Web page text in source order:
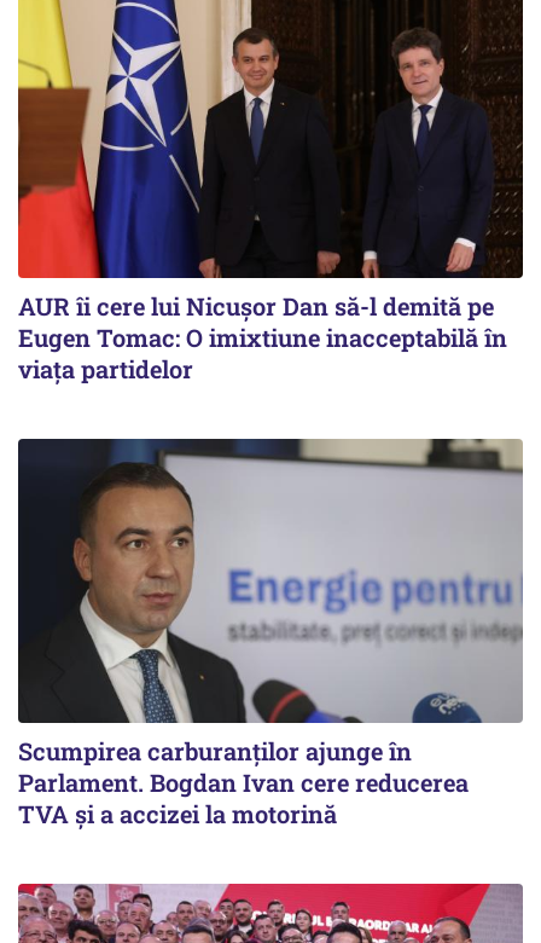
AUR îi cere lui Nicușor Dan să-l demită pe
Eugen Tomac: O imixtiune inacceptabilă în
viața partidelor
Scumpirea carburanților ajunge în
Parlament. Bogdan Ivan cere reducerea
TVA și a accizei la motorină